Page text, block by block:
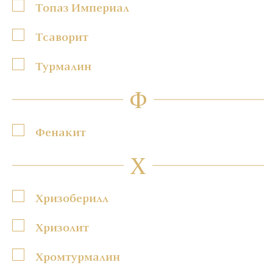
Топаз Империал
Тсаворит
Турмалин
Ф
Фенакит
Х
Хризоберилл
Хризолит
Хромтурмалин